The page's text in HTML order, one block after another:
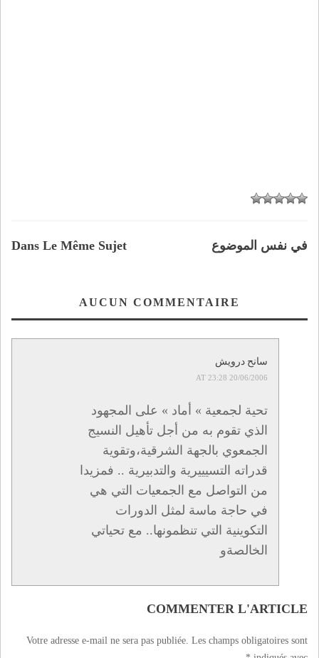
Dans Le Même Sujet في نفس الموضوع
AUCUN COMMENTAIRE
سانح درويش
20/06/2006 AT 23:28
تحية لجمعية » أماد » على المجهود
الذي تقوم به من أجل تأهيل النسيج
الجمعوي بالجهة الشرقية،وتقوية
قدراته التسيييرية والتدبيرية .. فمزيدا
من التواصل مع الجمعيات التي هي
في حاجة ماسة لمثل الدورات
التكوينية التي تنظمونها.. مع تحياتي
الخالصةو
COMMENTER L'ARTICLE
Votre adresse e-mail ne sera pas publiée. Les champs obligatoires sont